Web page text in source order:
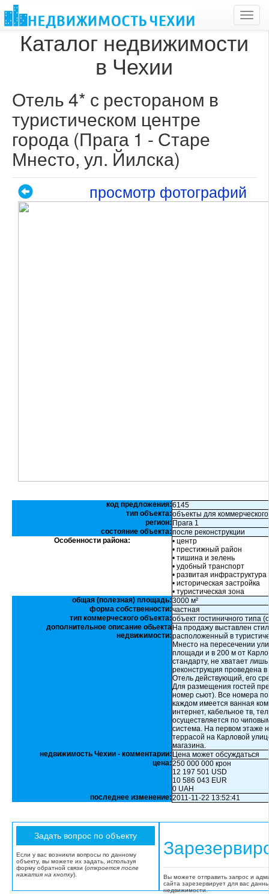
Каталог недвижимости
в Чехии
Отель 4* с рестораном в
туристическом центре
города (Прага 1 - Старе
Мнесто, ул. Йилска)
просмотр фотографий
код предложения:6145
тип объекта:объекты для
регион: Прага 1
состояние объекта:после реконструкции
Особенности района:
• центр
• престижный район
• тишина и зелень
• удобный транспорт
• развитая инфраструктура
• историческая застройка
• туристическая зона
общая (полезная) площадь:3000 м²
форма собственности:частная
тип коммерческого объекта:объект гостиничного типа
дополнительное описание обьекта
недвижимости:
На продажу выставлен
расположенный в
Мнесто на пересечении
площади и в 200 м от
стандарту, не хватает
реконструкция проведена
Отель действующий, его
Для размещения гостей
номер сьют). Все номера
каждом имеется ванная
интернет, кабельное тв,
осуществляется по
система. На первом этаже
террасой на Карловой
магазина.
недвижимость Чехии - комментарии: Цена может обсуждаться
цена:250 000 000 крон
12 197 501 USD
10 586 043 EUR
0 UAH
последнее изменение:2011-11-22 13:52:41
Если у вас возникли вопросы по данному
объекту, вы можете их задать, используя
форму обратной связи (откроется после
нажатия на кнопку).
Вы можете отправить запрос и
сайта зарезервирует для вас
недвижимости.